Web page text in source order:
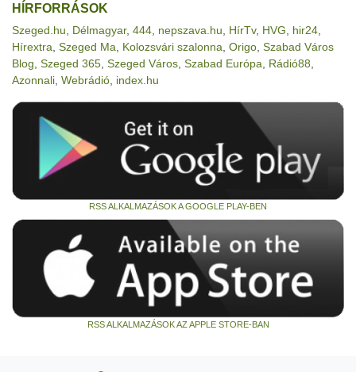
HÍRFORRÁSOK
Szeged.hu Délmagyar, 444 nepszava.hu HírTv, HVG hir24
Hírextra Szeged Ma Kolozsvári szalonna Origo Szabad Város
Blog Szeged 365 Szeged Város Szabad Európa Rádió88
Azonnali Webrádió index.hu
RSS ALKALMAZÁSOK A GOOGLE PLAY-BEN
RSS ALKALMAZÁSOK AZ APPLE STORE-BAN